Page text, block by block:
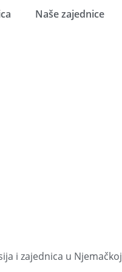
Naše zajednice
i zajednica u Njemačkoj